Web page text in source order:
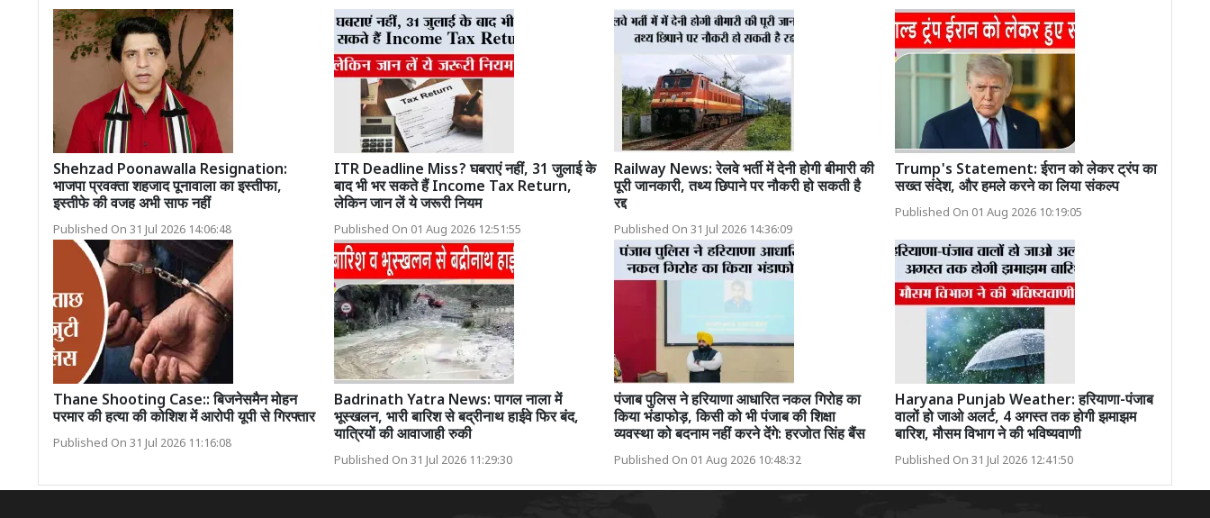
Shehzad Poonawalla Resignation:
भाजपा प्रवक्ता शहजाद पूनावाला का इस्तीफा,
इस्तीफे की वजह अभी साफ नहीं
Published On 31 Jul 2026 14:06:48
ITR Deadline Miss? घबराएं नहीं, 31 जुलाई के
बाद भी भर सकते हैं Income Tax Return,
लेकिन जान लें ये जरूरी नियम
Published On 01 Aug 2026 12:51:55
Railway News: रेलवे भर्ती में देनी होगी बीमारी की
पूरी जानकारी, तथ्य छिपाने पर नौकरी हो सकती है
रद्द
Published On 31 Jul 2026 14:36:09
Trump's Statement: ईरान को लेकर ट्रंप का
सख्त संदेश, और हमले करने का लिया संकल्प
Published On 01 Aug 2026 10:19:05
Thane Shooting Case:: बिजनेसमैन मोहन
परमार की हत्या की कोशिश में आरोपी यूपी से गिरफ्तार
Published On 31 Jul 2026 11:16:08
Badrinath Yatra News: पागल नाला में
भूस्खलन, भारी बारिश से बद्रीनाथ हाईवे फिर बंद,
यात्रियों की आवाजाही रुकी
Published On 31 Jul 2026 11:29:30
पंजाब पुलिस ने हरियाणा आधारित नकल गिरोह का
किया भंडाफोड़, किसी को भी पंजाब की शिक्षा
व्यवस्था को बदनाम नहीं करने देंगे: हरजोत सिंह बैंस
Published On 01 Aug 2026 10:48:32
Haryana Punjab Weather: हरियाणा-पंजाब
वालों हो जाओ अलर्ट, 4 अगस्त तक होगी झमाझम
बारिश, मौसम विभाग ने की भविष्यवाणी
Published On 31 Jul 2026 12:41:50